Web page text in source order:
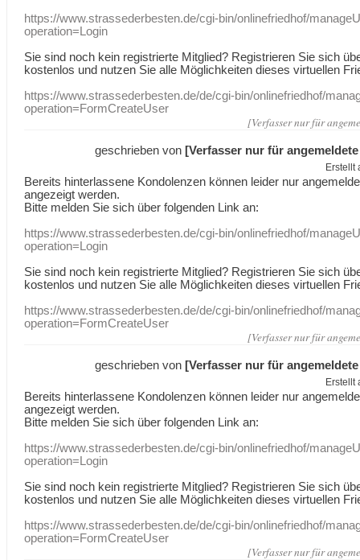
https://www.strassederbesten.de/cgi-bin/onlinefriedhof/
operation=Login
Sie sind noch kein registrierte Mitglied? Registrieren Sie sich
kostenlos und nutzen Sie alle Möglichkeiten dieses virtuellen
https://www.strassederbesten.de/de/cgi-bin/onlinefriedhof/
operation=FormCreateUser
[Verfasser nur für
geschrieben von [Verfasser nur für
Erstellt
Bereits hinterlassene Kondolenzen können leider nur
angezeigt werden.
Bitte melden Sie sich über folgenden Link an:
https://www.strassederbesten.de/cgi-bin/onlinefriedhof/
operation=Login
Sie sind noch kein registrierte Mitglied? Registrieren Sie sich
kostenlos und nutzen Sie alle Möglichkeiten dieses virtuellen
https://www.strassederbesten.de/de/cgi-bin/onlinefriedhof/
operation=FormCreateUser
[Verfasser nur für
geschrieben von [Verfasser nur für
Erstellt
Bereits hinterlassene Kondolenzen können leider nur
angezeigt werden.
Bitte melden Sie sich über folgenden Link an:
https://www.strassederbesten.de/cgi-bin/onlinefriedhof/
operation=Login
Sie sind noch kein registrierte Mitglied? Registrieren Sie sich
kostenlos und nutzen Sie alle Möglichkeiten dieses virtuellen
https://www.strassederbesten.de/de/cgi-bin/onlinefriedhof/
operation=FormCreateUser
[Verfasser nur für